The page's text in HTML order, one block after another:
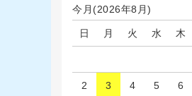
今月(2026年8月)
日 月 火 水 木
2 3 4 5 6